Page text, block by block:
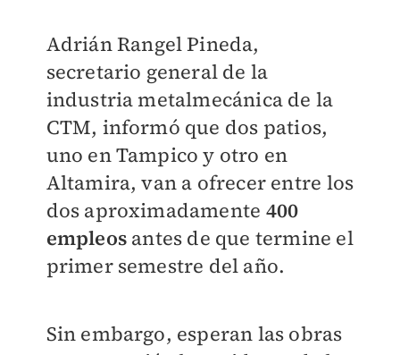
Adrián Rangel Pineda,
secretario general de la
industria metalmecánica de la
CTM, informó que dos patios,
uno en Tampico y otro en
Altamira, van a ofrecer entre los
dos aproximadamente 400
empleosantes de que termine el
primer semestre del año.
Sin embargo, esperan las obras